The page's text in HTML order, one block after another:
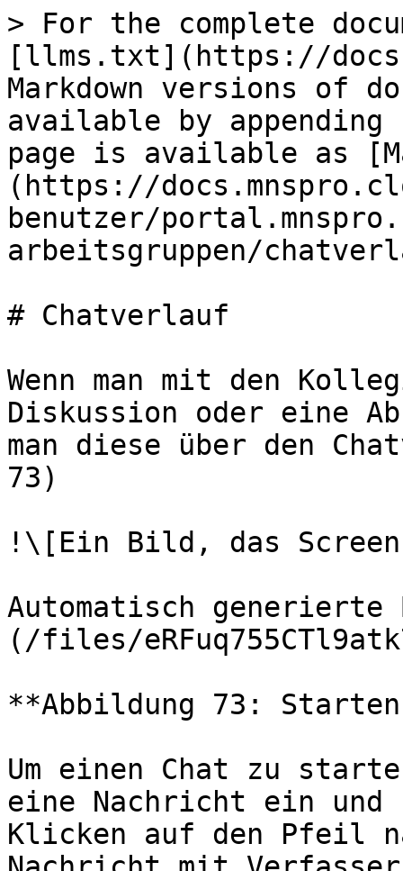
> For the complete
[llms.txt](https://
Markdown versions of
available by
page is available as
(https://
benutzer/
arbeitsgruppen/
# Chatverlauf
Wenn man mit den
Diskussion oder eine
man diese über den
73)
!\[Ein Bild, das
Automatisch generierte
(/files/
**Abbildung 73:
Um einen Chat zu
eine Nachricht ein
Klicken auf den Pfeil